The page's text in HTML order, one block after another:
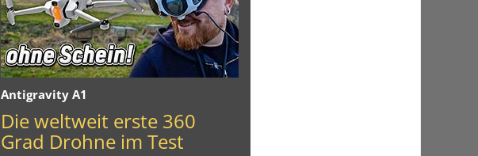
Antigravity A1
Die weltweit erste 360
Grad Drohne im Test